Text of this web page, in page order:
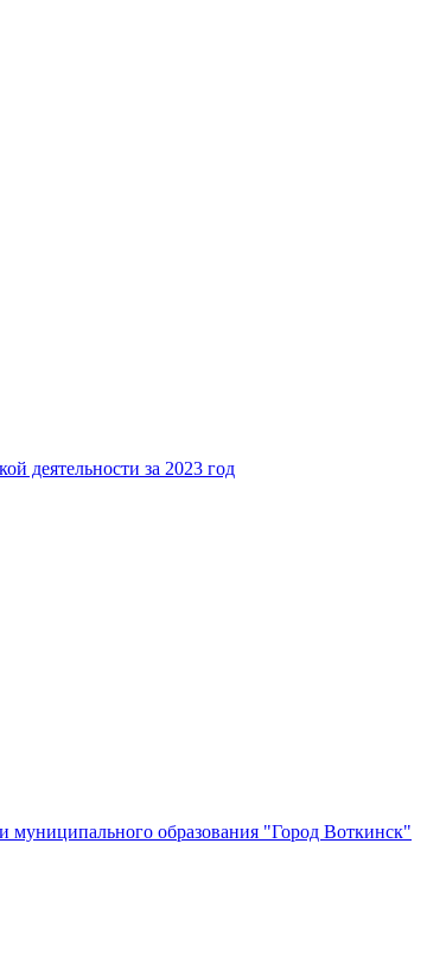
деятельности за 2023 год
муниципального образования "Город Воткинск"